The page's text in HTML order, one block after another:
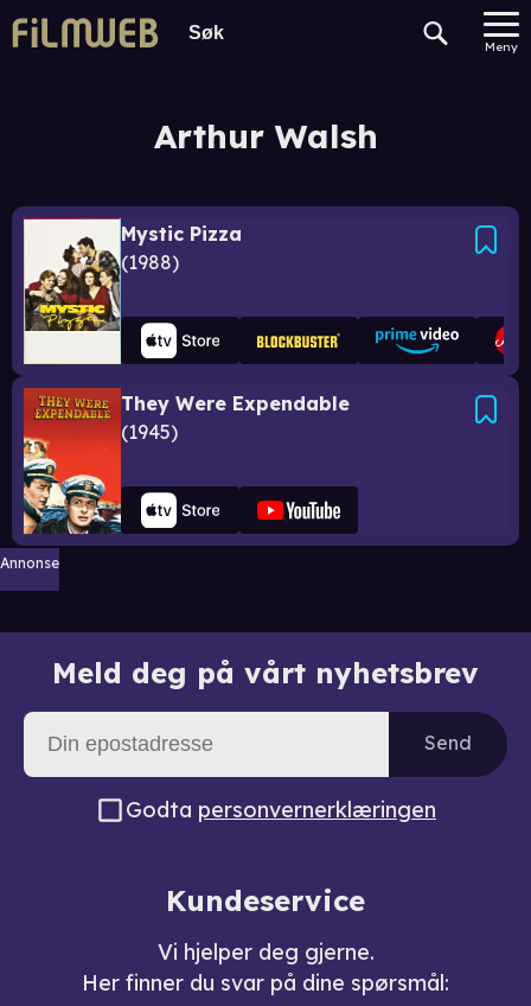
Meny
Arthur Walsh
Mystic Pizza
1988
They Were Expendable
1945
Annonse
Meld deg på vårt nyhetsbrev
Send
Godta personvernerklæringen
Kundeservice
Vi hjelper deg gjerne.
Her finner du svar på dine spørsmål: